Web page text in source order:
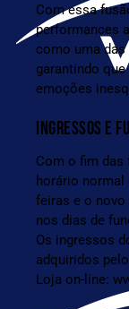
Com essa
performances
como uma
garantindo
emoções
INGRESSOS E
Com o fim das
horário normal
feiras e o novo
nos dias de
Os ingressos
adquiridos
Loja on-line: